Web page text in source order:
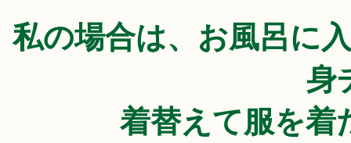
私の場合は、お風呂に
身
着替えて服を着